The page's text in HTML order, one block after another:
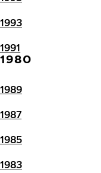
1993
1991
1980
1989
1987
1985
1983